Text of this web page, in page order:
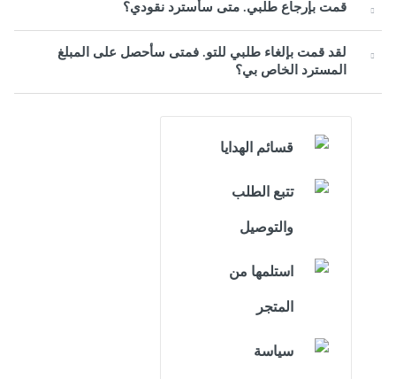
قمت بإرجاع طلبي. متى سأسترد نقودي؟
لقد قمت بإلغاء طلبي للتو. فمتى سأحصل على المبلغ
المسترد الخاص بي؟
قسائم الهدايا
تتبع الطلب
والتوصيل
استلمها من
المتجر
سياسة